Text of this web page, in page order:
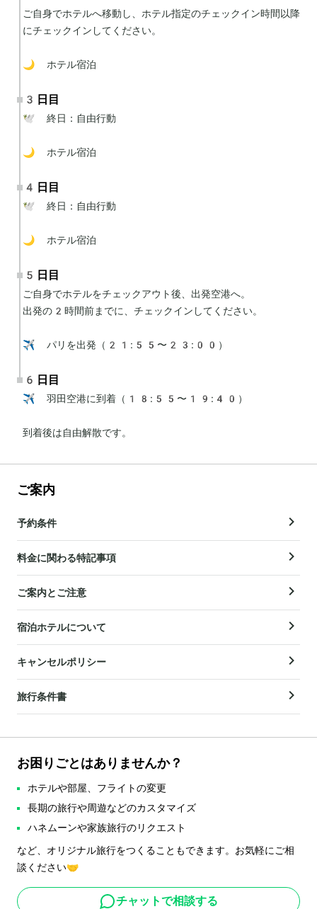
ご自身でホテルへ移動し、ホテル指定のチェックイン時間以降
にチェックインしてください。
🌙 ホテル宿泊
3日目
🕊 終日：自由行動
🌙 ホテル宿泊
4日目
🕊 終日：自由行動
🌙 ホテル宿泊
5日目
ご自身でホテルをチェックアウト後、出発空港へ。
出発の2時間前までに、チェックインしてください。
✈️ パリを出発（21:55〜23:00）
6日目
✈️ 羽田空港に到着（18:55〜19:40）
到着後は自由解散です。
ご案内
予約条件
料金に関わる特記事項
ご案内とご注意
宿泊ホテルについて
キャンセルポリシー
旅行条件書
お困りごとはありませんか？
ホテルや部屋、フライトの変更
長期の旅行や周遊などのカスタマイズ
ハネムーンや家族旅行のリクエスト
など、オリジナル旅行をつくることもできます。お気軽にご相
談ください🤝
チャットで相談する